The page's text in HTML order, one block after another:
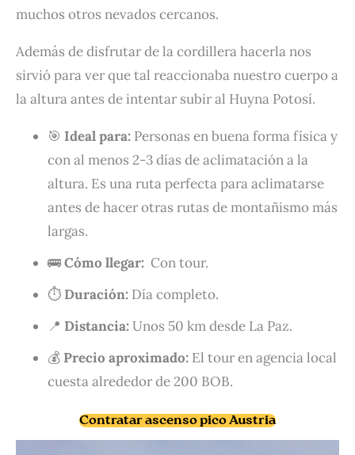
muchos otros nevados cercanos.
Además de disfrutar de la cordillera hacerla nos
sirvió para ver que tal reaccionaba nuestro cuerpo a
la altura antes de intentar subir al Huyna Potosí.
🎯 Ideal para: Personas en buena forma física y
con al menos 2-3 días de aclimatación a la
altura. Es una ruta perfecta para aclimatarse
antes de hacer otras rutas de montañismo más
largas.
🚌Cómo llegar: Con tour.
⏱️ Duración: Día completo.
📍 Distancia:Unos 50 km desde La Paz.
💰 Precio aproximado: El tour en agencia local
cuesta alrededor de 200 BOB.
Contratar ascenso pico Austria